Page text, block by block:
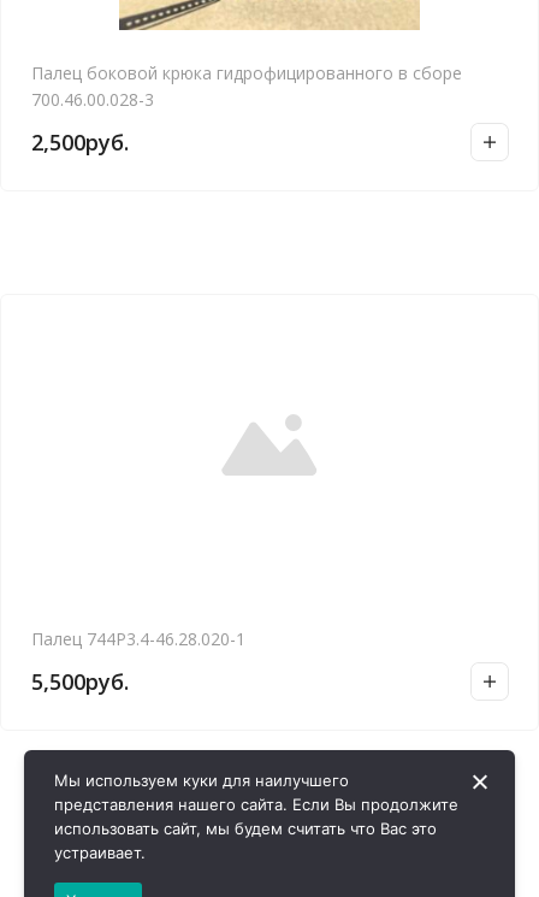
Палец боковой крюка гидрофицированного в сборе
700.46.00.028-3
2,500руб.
Палец 744Р3.4-46.28.020-1
5,500руб.
Мы используем куки для наилучшего
представления нашего сайта. Если Вы продолжите
использовать сайт, мы будем считать что Вас это
устраивает.